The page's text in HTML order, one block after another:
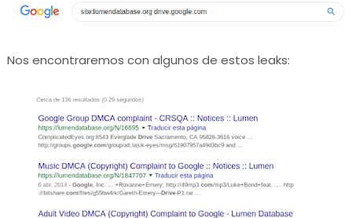
Nos encontraremos con algunos de estos leaks: